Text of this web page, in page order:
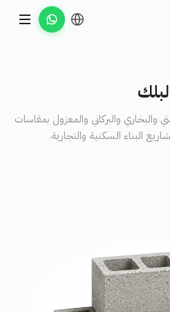
والبركاني والمعزول بمقاسات
البناء السكنية والتجارية.